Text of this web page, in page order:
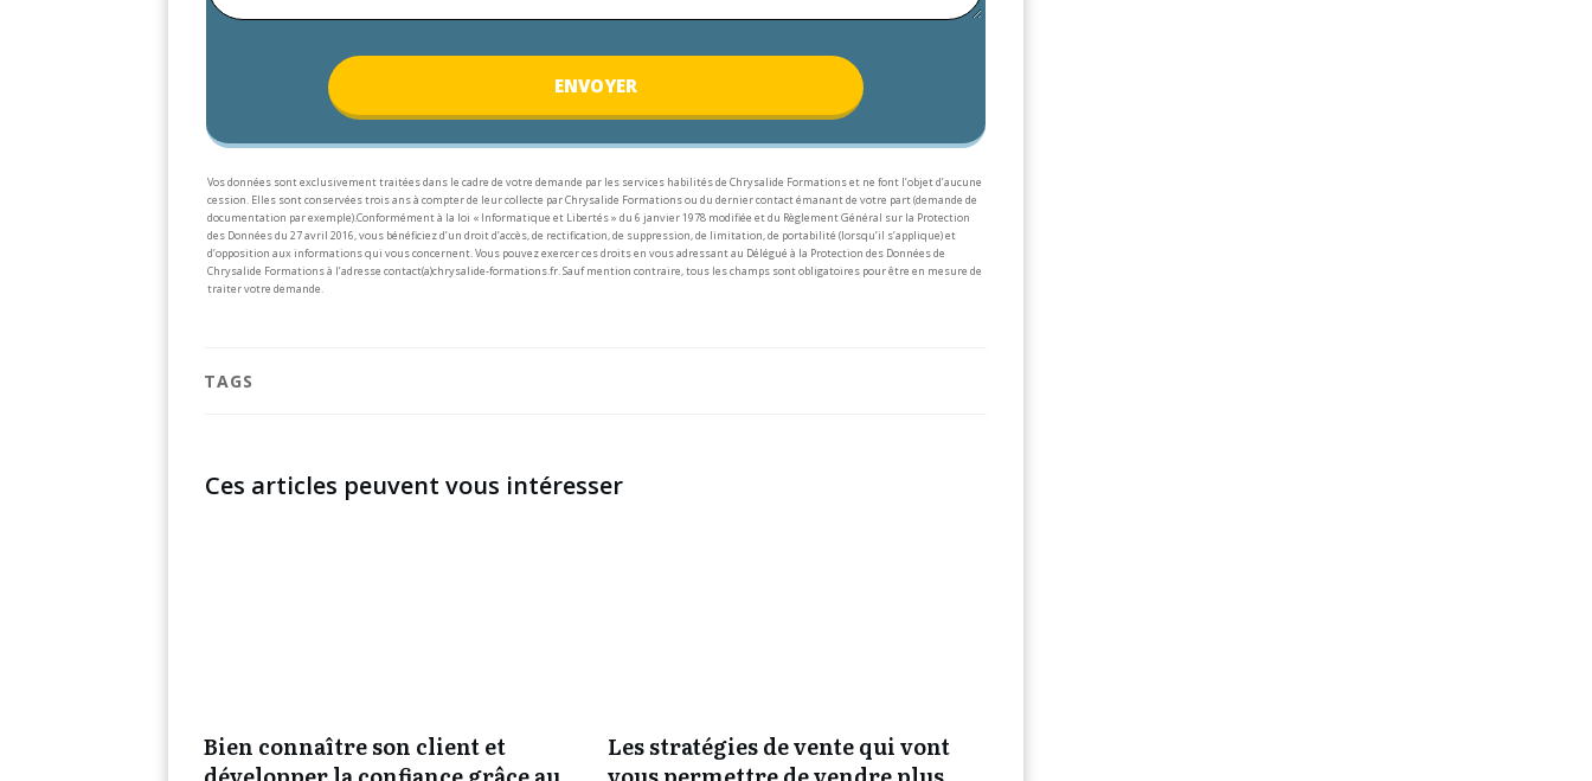
ENVOYER
Vos données sont exclusivement traitées dans le cadre de votre demande par les services habilités de Chrysalide Formations et ne font l’objet d’aucune
cession. Elles sont conservées trois ans à compter de leur collecte par Chrysalide Formations ou du dernier contact émanant de votre part (demande de
documentation par exemple).Conformément à la loi « Informatique et Libertés » du 6 janvier 1978 modifiée et du Règlement Général sur la Protection
des Données du 27 avril 2016, vous bénéficiez d’un droit d’accès, de rectification, de suppression, de limitation, de portabilité (lorsqu’il s’applique) et
d’opposition aux informations qui vous concernent. Vous pouvez exercer ces droits en vous adressant au Délégué à la Protection des Données de
Chrysalide Formations à l’adresse contact(a)chrysalide-formations.fr.Sauf mention contraire, tous les champs sont obligatoires pour être en mesure de
traiter votre demande.
TAGS
Ces articles peuvent vous intéresser
Bien connaître son client et
Les stratégies de vente qui vont